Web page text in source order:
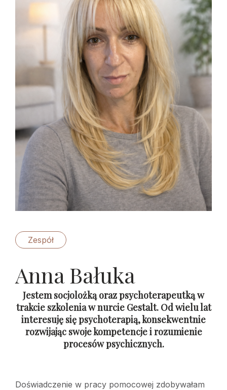
Zespół
Anna Bałuka
Jestem socjolożką oraz psychoterapeutką w
trakcie szkolenia w nurcie Gestalt. Od wielu lat
interesuję się psychoterapią, konsekwentnie
rozwijając swoje kompetencje i rozumienie
procesów psychicznych.
Doświadczenie w pracy pomocowej zdobywałam